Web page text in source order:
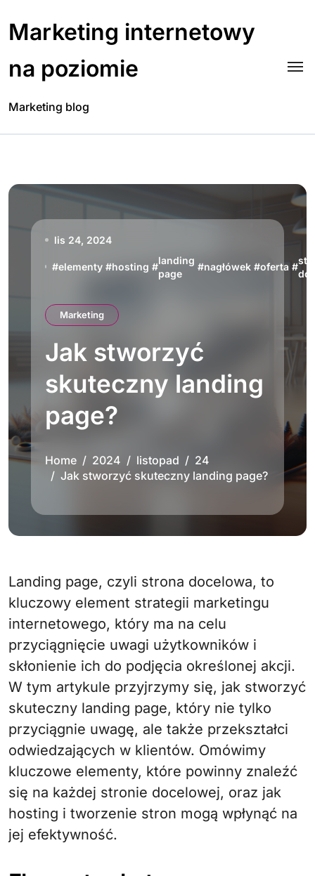
content
Marketing internetowy
na poziomie
Marketing blog
lis 24, 2024
#elementy #hosting #
landing
page
#nagłówek #oferta #
Marketing
Jak stworzyć
skuteczny landing
page?
Home 2024 listopad
24
Jak stworzyć skuteczny landing page?
Landing page, czyli strona docelowa, to
kluczowy element strategii marketingu
internetowego, który ma na celu
przyciągnięcie uwagi użytkowników i
skłonienie ich do podjęcia określonej akcji.
W tym artykule przyjrzymy się, jak stworzyć
skuteczny landing page, który nie tylko
przyciągnie uwagę, ale także przekształci
odwiedzających w klientów. Omówimy
kluczowe elementy, które powinny znaleźć
się na każdej stronie docelowej, oraz jak
hosting i tworzenie stron mogą wpłynąć na
jej efektywność.